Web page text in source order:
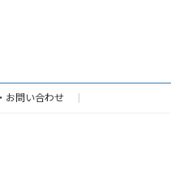
お問い合わせ